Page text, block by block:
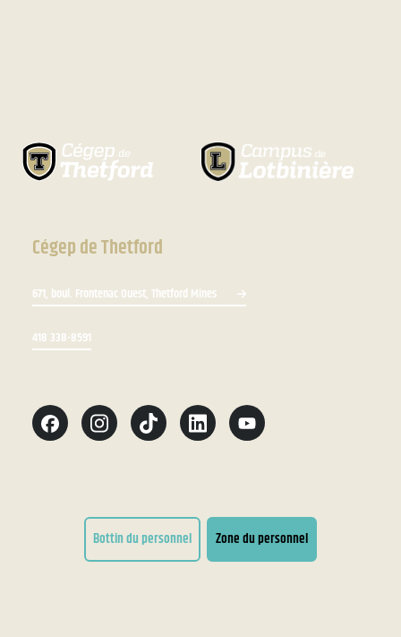
Cégep de Thetford
671, boul. Frontenac Ouest, Thetford Mines
418 338-8591
Bottin du personnel Zone du personnel